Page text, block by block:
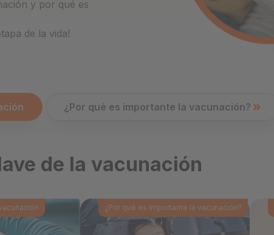
y por qué es
de la vida!
¿Por qué es importante la vacunación?
de la vacunación
¿Por qué es importante la vacunación?